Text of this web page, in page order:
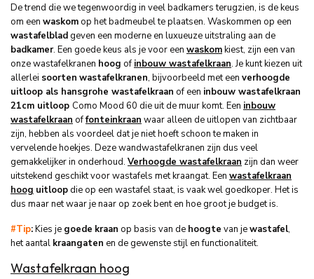
De trend die we tegenwoordig in veel badkamers terugzien, is de keus
om een waskomop het badmeubel te plaatsen. Waskommen op een
wastafelbladgeven een moderne en luxueuze uitstraling aan de
badkamer. Een goede keus als je voor een waskomkiest, zijn een van
onze wastafelkranen hoog of inbouw wastafelkraan. Je kunt kiezen uit
allerlei soorten wastafelkranen, bijvoorbeeld met een verhoogde
uitloop als hansgrohe wastafelkraan of een inbouw wastafelkraan
21cm uitloop Como Mood 60 die uit de muur komt. Een inbouw
wastafelkraan offonteinkraan waar alleen de uitlopen van zichtbaar
zijn, hebben als voordeel dat je niet hoeft schoon te maken in
vervelende hoekjes. Deze wandwastafelkranen zijn dus veel
gemakkelijker in onderhoud. Verhoogde wastafelkraan zijn dan weer
uitstekend geschikt voor wastafels met kraangat. Een wastafelkraan
hoog uitloopdie op een wastafel staat, is vaak wel goedkoper. Het is
dus maar net waar je naar op zoek bent en hoe groot je budget is.
#Tip:Kies je goede kraan op basis van de hoogte van jewastafel,
het aantal kraangaten en de gewenste stijl en functionaliteit.
Wastafelkraan hoog